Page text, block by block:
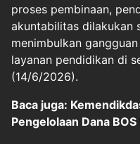
proses pembinaan,
akuntabilitas dilakukan
menimbulkan
layanan pendidikan di
(14/6/2026).
Baca juga:
Pengelolaan Dana